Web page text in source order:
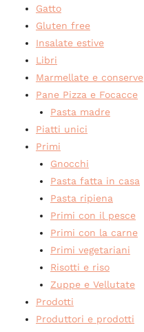
Gatto
Gluten free
Insalate estive
Libri
Marmellate e conserve
Pane Pizza e Focacce
Pasta madre
Piatti unici
Primi
Gnocchi
Pasta fatta in casa
Pasta ripiena
Primi con il pesce
Primi con la carne
Primi vegetariani
Risotti e riso
Zuppe e Vellutate
Prodotti
Produttori e prodotti